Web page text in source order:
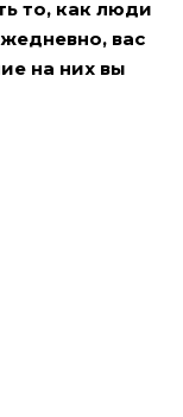
то, как люди
вас
на них вы